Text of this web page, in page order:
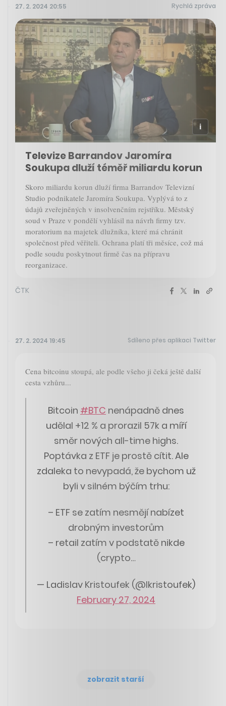
27. 2. 2024 20:55 Rychlá zpráva
Televize Barrandov Jaromíra
Soukupa dluží téměř miliardu korun
Skoro miliardu korun dluží firma Barrandov Televizní
Studio podnikatele Jaromíra Soukupa. Vyplývá to z
údajů zveřejněných v insolvenčním rejstříku. Městský
soud v Praze v pondělí vyhlásil na návrh firmy tzv.
moratorium na majetek dlužníka, které má chránit
společnost před věřiteli. Ochrana platí tři měsíce, což má
podle soudu poskytnout firmě čas na přípravu
reorganizace.
ČTK
27. 2. 2024 19:45 Sdíleno přes aplikaci Twitter
Cena bitcoinu stoupá, ale podle všeho ji čeká ještě další
cesta vzhůru...
Bitcoin #BTC nenápadně dnes
udělal +12 % a prorazil 57k a míří
směr nových all-time highs.
Poptávka z ETF je prostě cítit. Ale
zdaleka to nevypadá, že bychom už
byli v silném býčím trhu:
– ETF se zatím nesmějí nabízet
drobným investorům
– retail zatím v podstatě nikde
(crypto…
— Ladislav Kristoufek (@lkristoufek)
February 27, 2024
zobrazit starší